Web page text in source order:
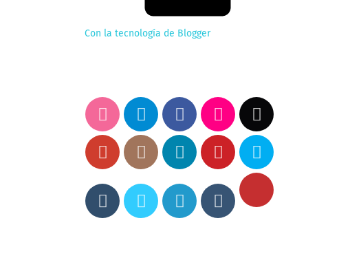
Con la tecnología de Blogger